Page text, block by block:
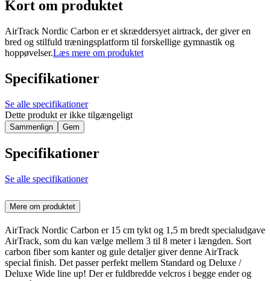
Kort om produktet
AirTrack Nordic Carbon er et skræddersyet airtrack, der giver en
bred og stilfuld træningsplatform til forskellige gymnastik og
hoppøvelser.Læs mere om produktet
Specifikationer
Se alle specifikationer
Dette produkt er ikke tilgængeligt
Sammenlign Gem
Specifikationer
Se alle specifikationer
Mere om produktet
AirTrack Nordic Carbon er 15 cm tykt og 1,5 m bredt specialudgave
AirTrack, som du kan vælge mellem 3 til 8 meter i længden. Sort
carbon fiber som kanter og gule detaljer giver denne AirTrack
special finish. Det passer perfekt mellem Standard og Deluxe /
Deluxe Wide line up! Der er fuldbredde velcros i begge ender og